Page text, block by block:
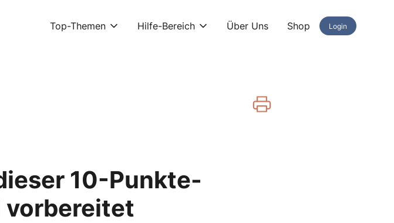
Top-Themen Hilfe-Bereich Über Uns Shop Login
10-Punkte-
vorbereitet